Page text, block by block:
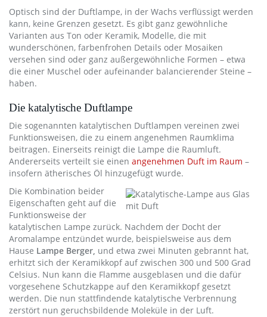
Optisch sind der Duftlampe, in der Wachs verflüssigt werden
kann, keine Grenzen gesetzt. Es gibt ganz gewöhnliche
Varianten aus Ton oder Keramik, Modelle, die mit
wunderschönen, farbenfrohen Details oder Mosaiken
versehen sind oder ganz außergewöhnliche Formen – etwa
die einer Muschel oder aufeinander balancierender Steine –
haben.
Die katalytische Duftlampe
Die sogenannten katalytischen Duftlampen vereinen zwei
Funktionsweisen, die zu einem angenehmen Raumklima
beitragen. Einerseits reinigt die Lampe die Raumluft.
Andererseits verteilt sie einen angenehmen Duft im Raum –
insofern ätherisches Öl hinzugefügt wurde.
Die Kombination beider
Eigenschaften geht auf die
Funktionsweise der
katalytischen Lampe zurück. Nachdem der Docht der
Aromalampe entzündet wurde, beispielsweise aus dem
Hause Lampe Berger, und etwa zwei Minuten gebrannt hat,
erhitzt sich der Keramikkopf auf zwischen 300 und 500 Grad
Celsius. Nun kann die Flamme ausgeblasen und die dafür
vorgesehene Schutzkappe auf den Keramikkopf gesetzt
werden. Die nun stattfindende katalytische Verbrennung
zerstört nun geruchsbildende Moleküle in der Luft.